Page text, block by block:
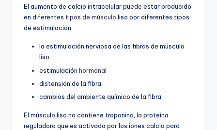
El aumento de calcio intracelular puede estar producido
en diferentes tipos de músculo liso por diferentes tipos
de estimulación:
la estimulación nerviosa de las fibras de músculo
liso
estimulación hormonal
distensión de la fibra
cambios del ambiente químico de la fibra
El músculo liso no contiene troponina, la proteína
reguladora que es activada por los iones calcio para